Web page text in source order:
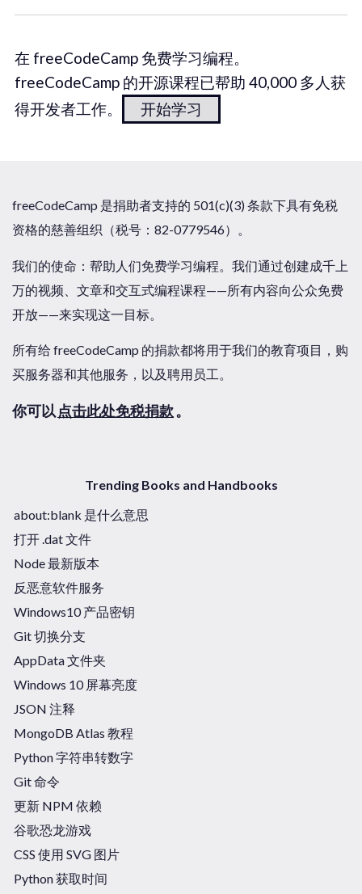
在 freeCodeCamp 免费学习编程。
freeCodeCamp 的开源课程已帮助 40,000 多人获
得开发者工作。
开始学习
freeCodeCamp 是捐助者支持的 501(c)(3) 条款下具有免税
资格的慈善组织（税号：82-0779546）。
我们的使命：帮助人们免费学习编程。我们通过创建成千上
万的视频、文章和交互式编程课程——所有内容向公众免费
开放——来实现这一目标。
所有给 freeCodeCamp 的捐款都将用于我们的教育项目，购
买服务器和其他服务，以及聘用员工。
你可以 点击此处免税捐款。
Trending Books and Handbooks
about:blank 是什么意思
打开 .dat 文件
Node 最新版本
反恶意软件服务
Windows10 产品密钥
Git 切换分支
AppData 文件夹
Windows 10 屏幕亮度
JSON 注释
MongoDB Atlas 教程
Python 字符串转数字
Git 命令
更新 NPM 依赖
谷歌恐龙游戏
CSS 使用 SVG 图片
Python 获取时间